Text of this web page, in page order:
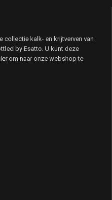
collectie kalk- en krijtverven van
by Esatto. U kunt deze
om naar onze webshop te